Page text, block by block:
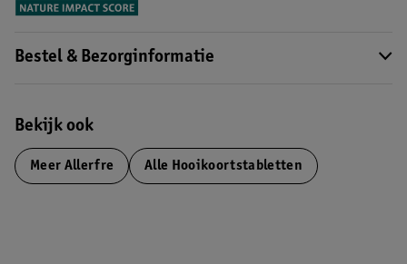
Bestel & Bezorginformatie
Bekijk ook
Meer Allerfre Alle Hooikoortstabletten